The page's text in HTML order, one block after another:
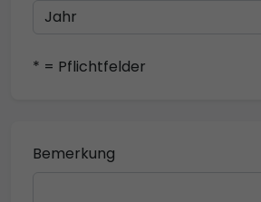
* = Pflichtfelder
Bemerkung